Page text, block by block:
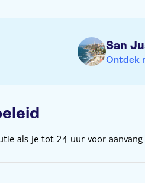
actuele informatie
San
Ontdek
als je tot 24 uur voor